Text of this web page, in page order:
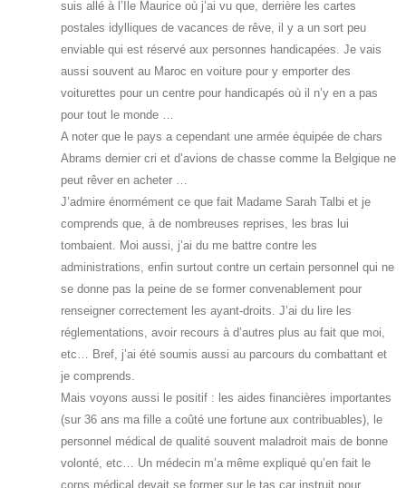
suis allé à l’Ile Maurice où j’ai vu que, derrière les cartes
postales idylliques de vacances de rêve, il y a un sort peu
enviable qui est réservé aux personnes handicapées. Je vais
aussi souvent au Maroc en voiture pour y emporter des
voiturettes pour un centre pour handicapés où il n’y en a pas
pour tout le monde …
A noter que le pays a cependant une armée équipée de chars
Abrams dernier cri et d’avions de chasse comme la Belgique ne
peut rêver en acheter …
J’admire énormément ce que fait Madame Sarah Talbi et je
comprends que, à de nombreuses reprises, les bras lui
tombaient. Moi aussi, j’ai du me battre contre les
administrations, enfin surtout contre un certain personnel qui ne
se donne pas la peine de se former convenablement pour
renseigner correctement les ayant-droits. J’ai du lire les
réglementations, avoir recours à d’autres plus au fait que moi,
etc… Bref, j’ai été soumis aussi au parcours du combattant et
je comprends.
Mais voyons aussi le positif : les aides financières importantes
(sur 36 ans ma fille a coûté une fortune aux contribuables), le
personnel médical de qualité souvent maladroit mais de bonne
volonté, etc… Un médecin m’a même expliqué qu’en fait le
corps médical devait se former sur le tas car instruit pour